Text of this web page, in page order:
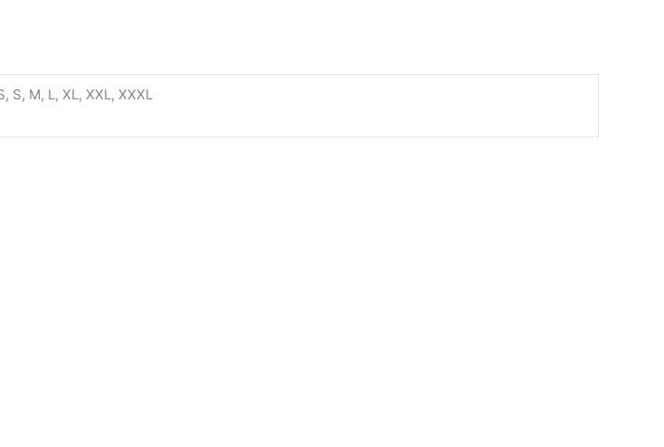
S, M, L, XL, XXL, XXXL